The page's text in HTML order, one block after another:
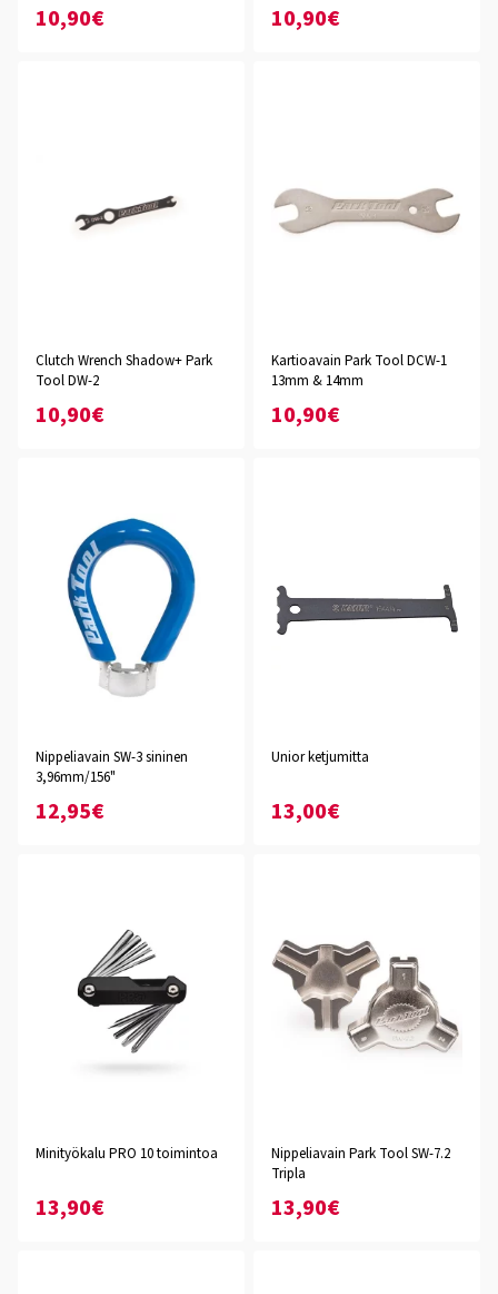
10,90€ 10,90€
Clutch Wrench Shadow+ Park
Tool DW-2
10,90€
Kartioavain Park Tool DCW-1
13mm & 14mm
10,90€
Nippeliavain SW-3 sininen
3,96mm/156"
12,95€
Unior ketjumitta
13,00€
Minityökalu PRO 10 toimintoa
13,90€
Nippeliavain Park Tool SW-7.2
Tripla
13,90€